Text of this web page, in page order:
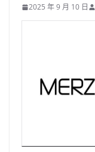
2025 年 9 月 10 日